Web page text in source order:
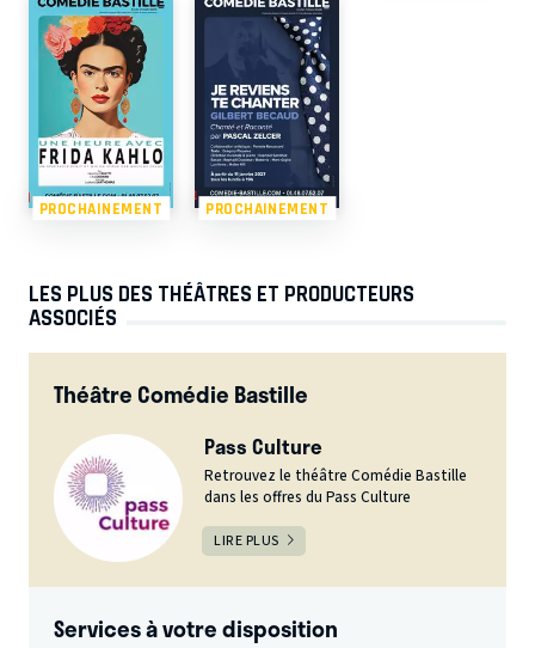
PROCHAINEMENT PROCHAINEMENT
LES PLUS DES THÉÂTRES ET PRODUCTEURS
ASSOCIÉS
Théâtre Comédie Bastille
Pass Culture
Retrouvez le théâtre Comédie Bastille
dans les offres du Pass Culture
LIRE PLUS
Services à votre disposition